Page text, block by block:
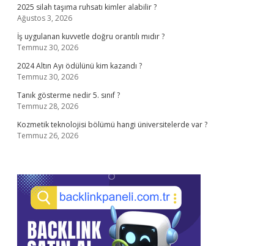
2025 silah taşıma ruhsatı kimler alabilir ?
Ağustos 3, 2026
İş uygulanan kuvvetle doğru orantılı mıdır ?
Temmuz 30, 2026
2024 Altın Ayı ödülünü kim kazandı ?
Temmuz 30, 2026
Tanık gösterme nedir 5. sınıf ?
Temmuz 28, 2026
Kozmetik teknolojisi bölümü hangi üniversitelerde var ?
Temmuz 26, 2026